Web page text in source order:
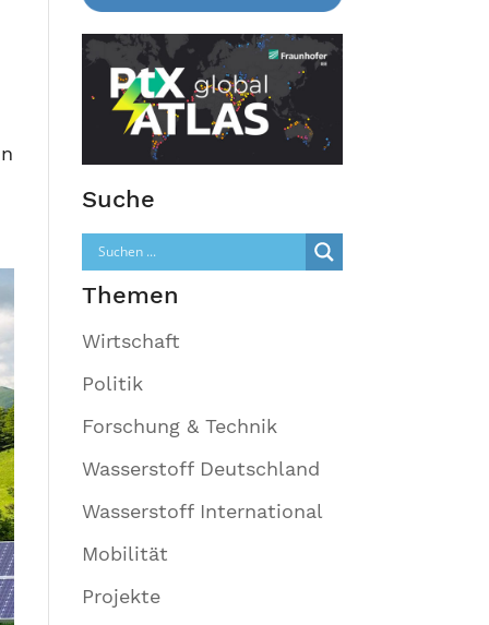
Suche
Themen
Wirtschaft
Politik
Forschung & Technik
Wasserstoff Deutschland
Wasserstoff International
Mobilität
Projekte